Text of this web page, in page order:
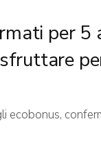
per 5
ecobonus,